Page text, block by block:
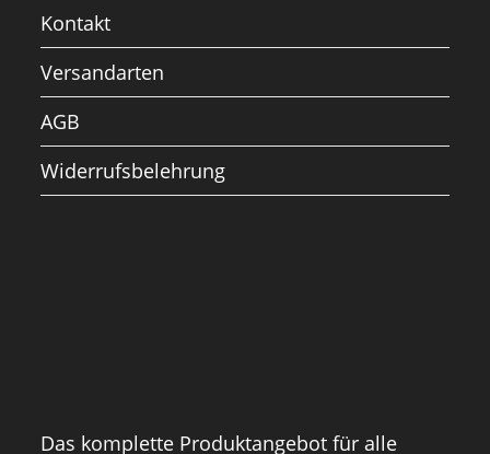
Kontakt
Versandarten
AGB
Widerrufsbelehrung
Das komplette Produktangebot für alle